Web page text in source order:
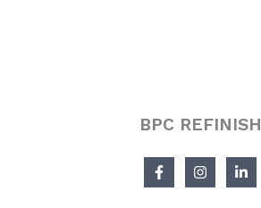
BPC REFINISH